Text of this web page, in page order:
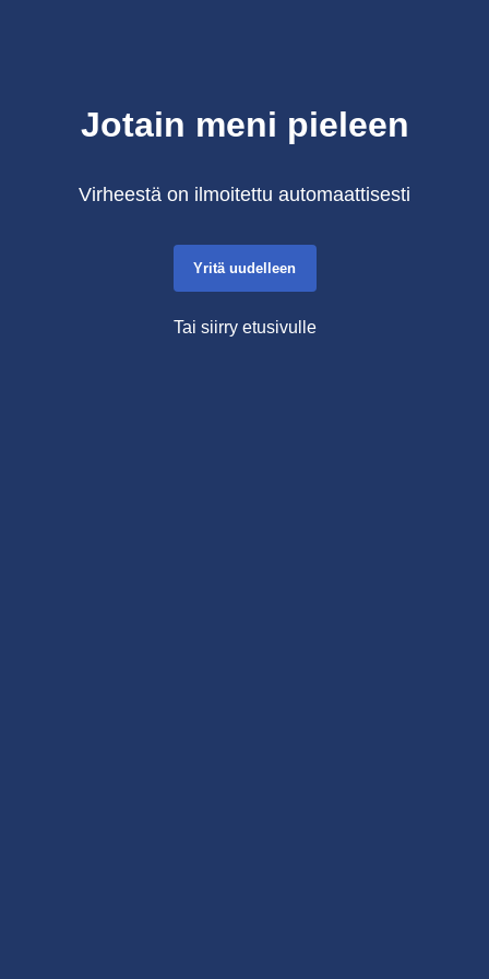
Jotain meni pieleen
Virheestä on ilmoitettu automaattisesti
Yritä uudelleen
Tai siirry etusivulle